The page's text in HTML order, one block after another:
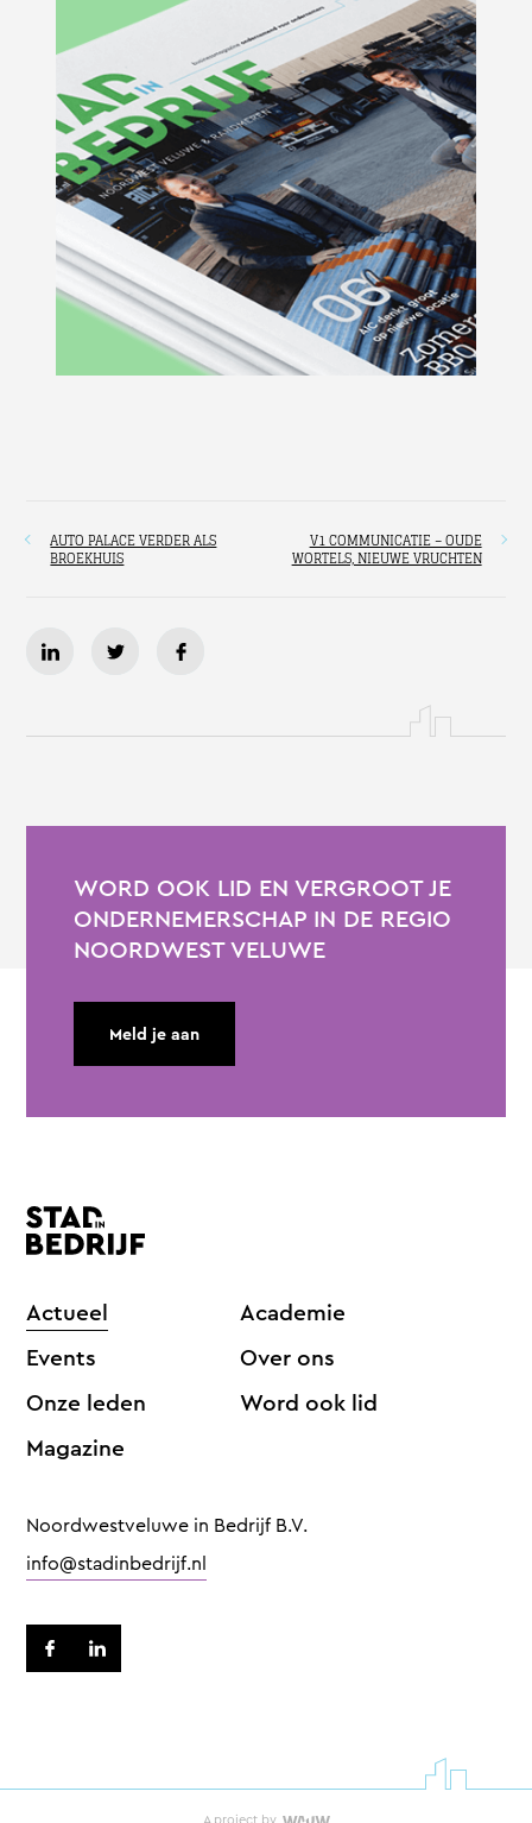
AUTO PALACE VERDER ALS
BROEKHUIS
V1 COMMUNICATIE – OUDE
WORTELS, NIEUWE VRUCHTEN
WORD OOK LID EN VERGROOT JE
ONDERNEMERSCHAP IN DE REGIO
NOORDWEST VELUWE
Meld je aan
Actueel
Events
Onze leden
Magazine
Academie
Over ons
Word ook lid
Noordwestveluwe in Bedrijf B.V.
info@stadinbedrijf.nl